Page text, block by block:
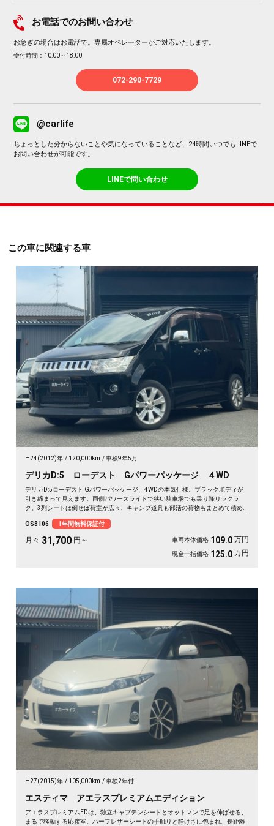
お電話でのお問い合わせ
お急ぎの場合はお電話で。専属オペレーターがご対応いたします。
受付時間：10:00～18:00
072-290-7729
@carlife
ちょっとした分からないことや気になっていることなど、24時間いつでもLINEで
お問い合わせが可能です。
LINEで問い合わせ
この車に関連する車
H24(2012)年 120,000km 車検9年5月
デリカD:5 ローデスト Gパワーパッケージ ４WD
デリカD:5ローデスト Gパワーパッケージ、4WDの本気仕様。ブラックボディが
引き締まって見えます。両側パワースライドで狭い駐車場でも乗り降りラクラ
ク。3列シートは倒せば荷室が広々、キャンプ道具も部活の荷物もまとめて積め
遠出も、これ一台で頼れる相棒に🚗✨💺🙌。安心して長く乗れる《1年保証付》で
す😊
OS8106 1年間無料保証付
月々 31,700 円～ 車両本体価格 109.0 万円
現金一括価格 125.0 万円
H27(2015)年 105,000km 車検2年付
エスティマ アエラスプレミアムエディション
アエラスプレミアムEDは、独立キャプテンシートとオットマンで足を伸ばせる、
まるで移動する応接室。ハーフレザーシートの手触りと静けさに包まれ、長距離